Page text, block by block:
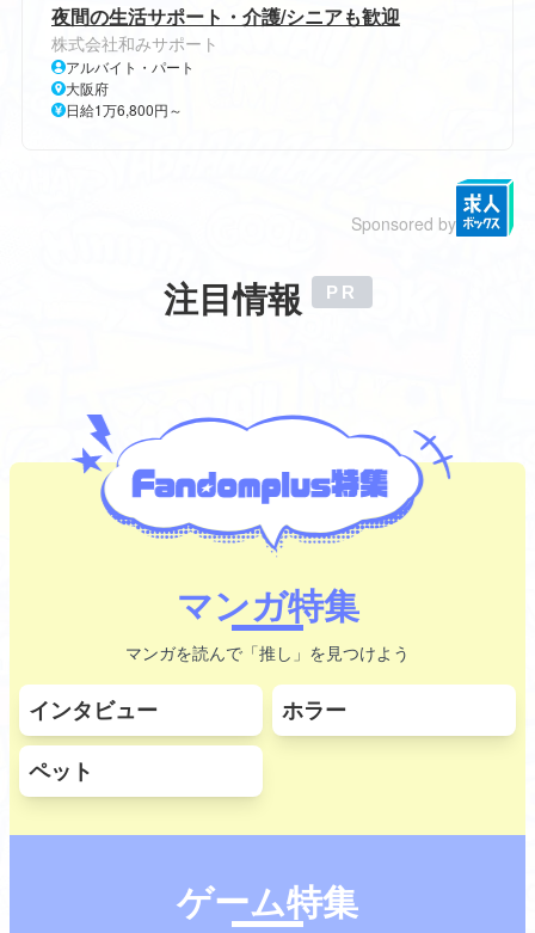
夜間の生活サポート・介護/シニアも歓迎
株式会社和みサポート
アルバイト・パート
大阪府
日給1万6,800円～
Sponsored by
注目情報
マンガ特集
マンガを読んで「推し」を見つけよう
インタビュー
ホラー
ペット
ゲーム特集